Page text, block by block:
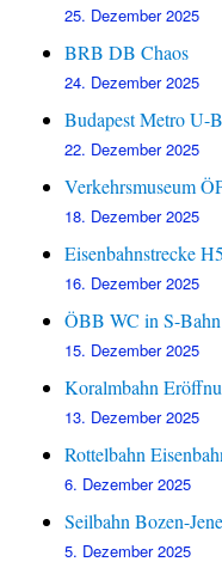
25. Dezember 2025
BRB DB Chaos
24. Dezember 2025
Budapest Metro U-
22. Dezember 2025
Verkehrsmuseum
18. Dezember 2025
Eisenbahnstrecke
16. Dezember 2025
ÖBB WC in S-
15. Dezember 2025
Koralmbahn
13. Dezember 2025
Rottelbahn
6. Dezember 2025
Seilbahn Bozen-
5. Dezember 2025